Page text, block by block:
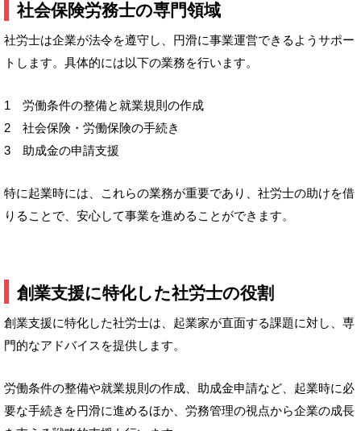
社会保険労務士の専門領域
社労士は企業が法令を遵守し、円滑に事業運営できるようサポー
トします。具体的には以下の業務を行います。
1 労働条件の整備と就業規則の作成
2 社会保険・労働保険の手続き
3 助成金の申請支援
特に起業時には、これらの業務が重要であり、社労士の助けを借
りることで、安心して事業を進めることができます。
創業支援に特化した社労士の役割
創業支援に特化した社労士は、起業家が直面する課題に対し、専
門的なアドバイスを提供します。
労働条件の整備や就業規則の作成、助成金申請など、起業時に必
要な手続きを円滑に進めるほか、労務管理の視点から企業の成長